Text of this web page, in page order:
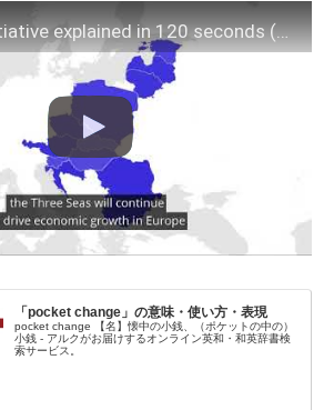
Three Seas Initiative explained in 120 seconds (with subtitles)
「pocket change」の意味・使い方・表現
pocket change 【名】懐中の小銭、（ポケットの中の）
小銭 - アルクがお届けするオンライン英和・和英辞書検
索サービス。